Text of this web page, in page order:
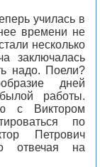
училась в
времени не
несколько
заключалась
надо. Поели?
дней
работы.
с Виктором
по
Петрович
отвечая на